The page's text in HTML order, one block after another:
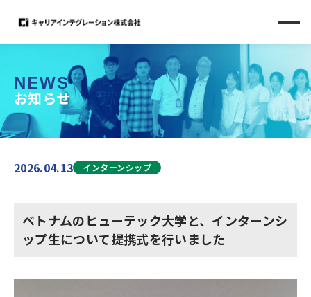
NEWS
お知らせ
2026.04.13 インターンシップ
ベトナムのヒューテック大学と、インターンシ
ップ生について提携式を行いました